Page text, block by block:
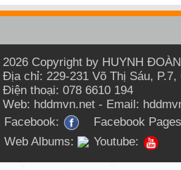
2026 Copyright by HUYNH
Địa chỉ: 229-231 Võ Thị Sáu, P.7,
Điện thoại: 078 6610 194
Web: hddmvn.net - Email:
Facebook:
Facebook
Web Albums:
Youtube: